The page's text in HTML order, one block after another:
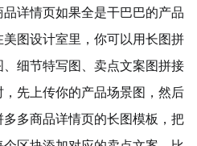
详情页如果全是干巴巴的产品
图设计室里，你可以用长图拼
细节特写图、卖点文案图拼接
先上传你的产品场景图，然后
多商品详情页的长图模板，把